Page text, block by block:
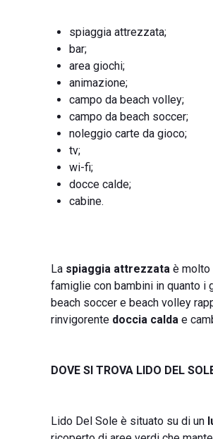
spiaggia attrezzata;
bar;
area giochi;
animazione;
campo da beach volley;
campo da beach soccer;
noleggio carte da gioco;
tv;
wi-fi;
docce calde;
cabine.
La spiaggia attrezzata è molto
famiglie con bambini in quanto i
beach soccer e beach volley
rinvigorente doccia calda e
DOVE SI TROVA LIDO DEL
Lido Del Sole è situato su di un